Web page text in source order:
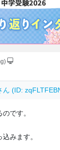
ん (ID:
です。
みます。